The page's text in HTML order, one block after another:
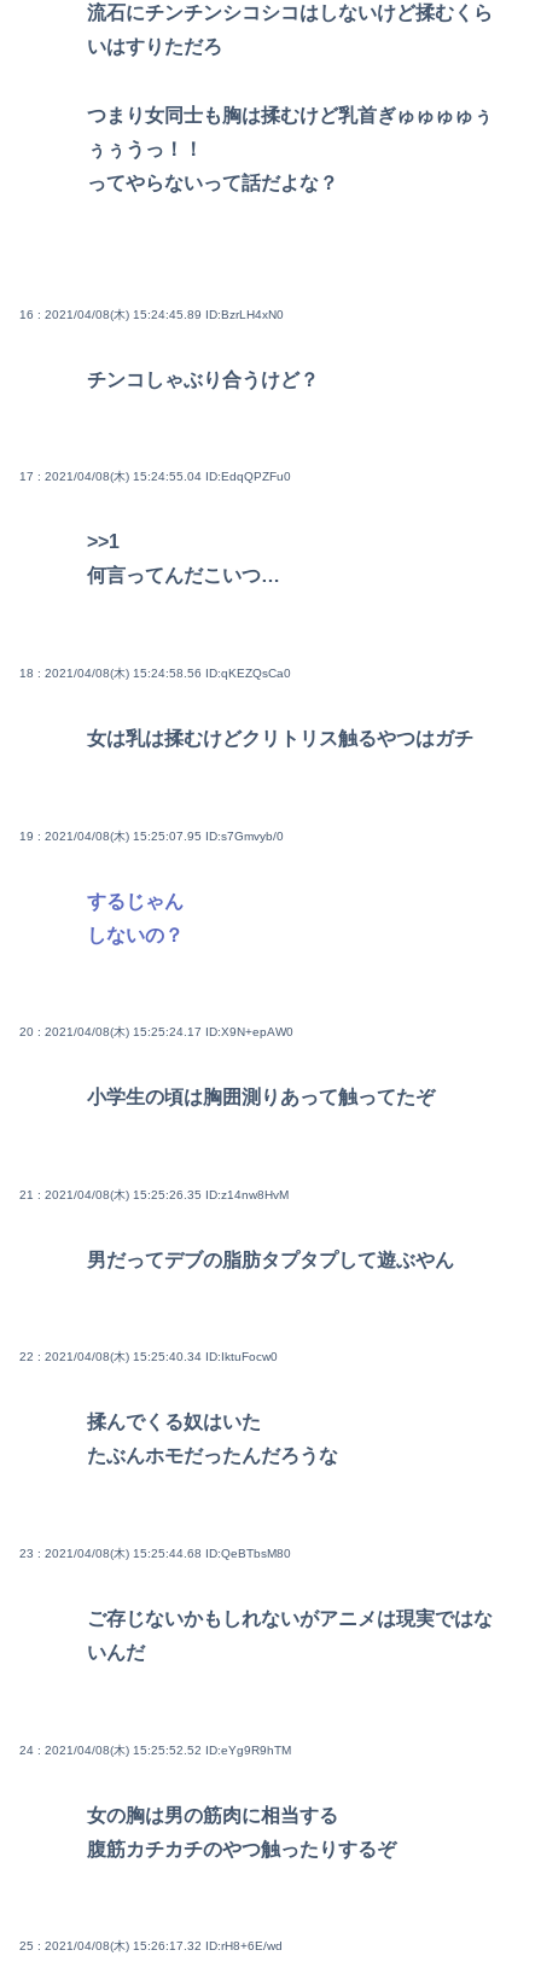
流石にチンチンシコシコはしないけど揉むくら
いはすりただろ
つまり女同士も胸は揉むけど乳首ぎゅゅゅゅぅ
ぅぅうっ！！
ってやらないって話だよな？
16 : 2021/04/08(木) 15:24:45.89 ID:BzrLH4xN0
チンコしゃぶり合うけど？
17 : 2021/04/08(木) 15:24:55.04 ID:EdqQPZFu0
>>1
何言ってんだこいつ…
18 : 2021/04/08(木) 15:24:58.56 ID:qKEZQsCa0
女は乳は揉むけどクリトリス触るやつはガチ
19 : 2021/04/08(木) 15:25:07.95 ID:s7Gmvyb/0
するじゃん
しないの？
20 : 2021/04/08(木) 15:25:24.17 ID:X9N+epAW0
小学生の頃は胸囲測りあって触ってたぞ
21 : 2021/04/08(木) 15:25:26.35 ID:z14nw8HvM
男だってデブの脂肪タプタプして遊ぶやん
22 : 2021/04/08(木) 15:25:40.34 ID:IktuFocw0
揉んでくる奴はいた
たぶんホモだったんだろうな
23 : 2021/04/08(木) 15:25:44.68 ID:QeBTbsM80
ご存じないかもしれないがアニメは現実ではな
いんだ
24 : 2021/04/08(木) 15:25:52.52 ID:eYg9R9hTM
女の胸は男の筋肉に相当する
腹筋カチカチのやつ触ったりするぞ
25 : 2021/04/08(木) 15:26:17.32 ID:rH8+6E/wd